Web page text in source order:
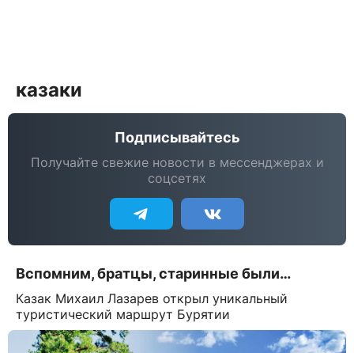
казаки
Подписывайтесь
Получайте свежие новости в мессенджерах и
соцсетях
Вспомним, братцы, старинные были…
Казак Михаил Лазарев открыл уникальный
туристический маршрут Бурятии